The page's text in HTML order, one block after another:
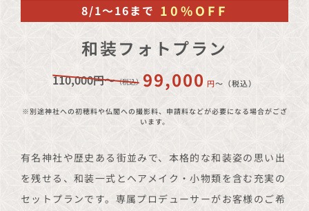
8/1〜16まで 10%OFF
和装フォトプラン
110,000円〜（税込） 99,000 円〜（税込）
※別途神社への初穂料や仏閣への撮影料、申請料などが必要になる場合がござ
います。
有名神社や歴史ある街並みで、本格的な和装姿の思い出
を残せる、和装一式とヘアメイク・小物類を含む充実の
セットプランです。専属プロデューサーがお客様のご希